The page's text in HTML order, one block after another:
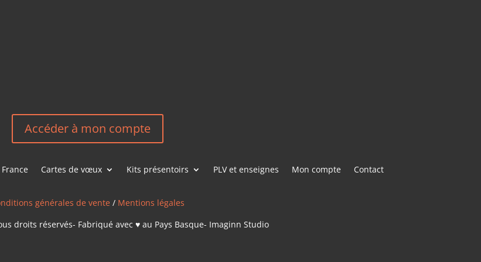
Accéder à mon compte
Cartes de vœux Kits présentoirs PLV et enseignes Mon compte Contact
générales de vente / Mentions légales
droits réservés- Fabriqué avec ♥ au Pays Basque- Imaginn Studio